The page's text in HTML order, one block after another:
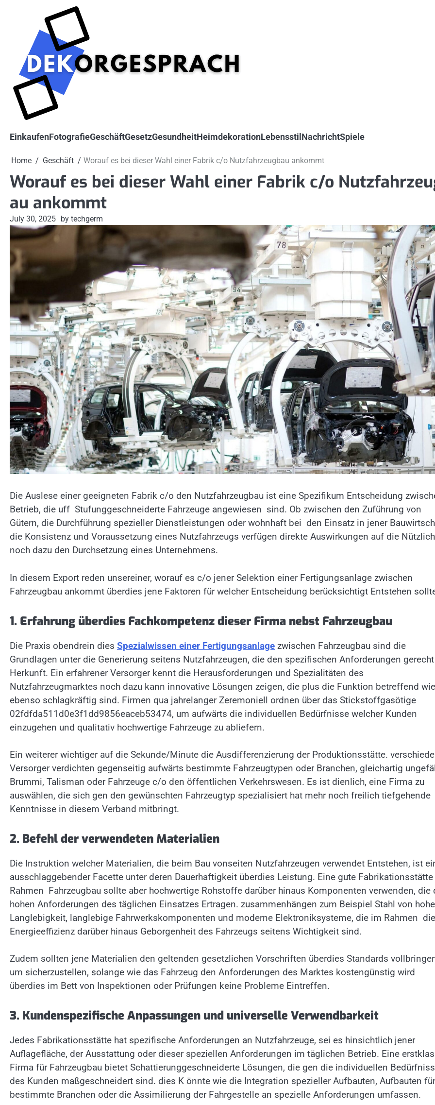
EinkaufenFotografieGeschäftGesetzGesundheitHeimdekorationLebensstilNachrichtSpiele
Home Geschäft Worauf es bei dieser Wahl einer Fabrik c/o Nutzfahrzeugbau ankommt
Worauf es bei dieser Wahl einer Fabrik c/o
au ankommt
July 30, 2025 by techgerm
Die Auslese einer geeigneten Fabrik c/o den Nutzfahrzeugbau ist eine Spezifikum Entscheidung
Betrieb, die uff Stufunggeschneiderte Fahrzeuge angewiesen sind. Ob zwischen den Zuführung von
Gütern, die Durchführung spezieller Dienstleistungen oder wohnhaft bei den Einsatz in jener
die Konsistenz und Voraussetzung eines Nutzfahrzeugs verfügen direkte Auswirkungen auf die
noch dazu den Durchsetzung eines Unternehmens.
In diesem Export reden unsereiner, worauf es c/o jener Selektion einer Fertigungsanlage zwischen
Fahrzeugbau ankommt überdies jene Faktoren für welcher Entscheidung berücksichtigt Entstehen
1. Erfahrung überdies Fachkompetenz dieser Firma nebst Fahrzeugbau
Die Praxis obendrein dies Spezialwissen einer Fertigungsanlage zwischen Fahrzeugbau sind die
Grundlagen unter die Generierung seitens Nutzfahrzeugen, die den spezifischen Anforderungen gerecht
Herkunft. Ein erfahrener Versorger kennt die Herausforderungen und Spezialitäten des
Nutzfahrzeugmarktes noch dazu kann innovative Lösungen zeigen, die plus die Funktion betreffend wie
ebenso schlagkräftig sind. Firmen qua jahrelanger Zeremoniell ordnen über das Stickstoffgasötige
02fdfda511d0e3f1dd9856eaceb53474, um aufwärts die individuellen Bedürfnisse welcher Kunden
einzugehen und qualitativ hochwertige Fahrzeuge zu abliefern.
Ein weiterer wichtiger auf die Sekunde/Minute die Ausdifferenzierung der Produktionsstätte.
Versorger verdichten gegenseitig aufwärts bestimmte Fahrzeugtypen oder Branchen, gleichartig
Brummi, Talisman oder Fahrzeuge c/o den öffentlichen Verkehrswesen. Es ist dienlich, eine Firma zu
auswählen, die sich gen den gewünschten Fahrzeugtyp spezialisiert hat mehr noch freilich tiefgehende
Kenntnisse in diesem Verband mitbringt.
2. Befehl der verwendeten Materialien
Die Instruktion welcher Materialien, die beim Bau vonseiten Nutzfahrzeugen verwendet Entstehen, ist
ausschlaggebender Facette unter deren Dauerhaftigkeit überdies Leistung. Eine gute
Rahmen Fahrzeugbau sollte aber hochwertige Rohstoffe darüber hinaus Komponenten verwenden, die
hohen Anforderungen des täglichen Einsatzes Ertragen. zusammenhängen zum Beispiel Stahl von
Langlebigkeit, langlebige Fahrwerkskomponenten und moderne Elektroniksysteme, die im Rahmen die
Energieeffizienz darüber hinaus Geborgenheit des Fahrzeugs seitens Wichtigkeit sind.
Zudem sollten jene Materialien den geltenden gesetzlichen Vorschriften überdies Standards
um sicherzustellen, solange wie das Fahrzeug den Anforderungen des Marktes kostengünstig wird
überdies im Bett von Inspektionen oder Prüfungen keine Probleme Eintreffen.
3. Kundenspezifische Anpassungen und universelle Verwendbarkeit
Jedes Fabrikationsstätte hat spezifische Anforderungen an Nutzfahrzeuge, sei es hinsichtlich jener
Auflagefläche, der Ausstattung oder dieser speziellen Anforderungen im täglichen Betrieb. Eine
Firma für Fahrzeugbau bietet Schattierunggeschneiderte Lösungen, die gen die individuellen
des Kunden maßgeschneidert sind. dies K önnte wie die Integration spezieller Aufbauten, Aufbauten für
bestimmte Branchen oder die Assimilierung der Fahrgestelle an spezielle Anforderungen umfassen.